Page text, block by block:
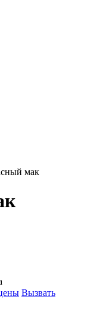
мак
Вызвать